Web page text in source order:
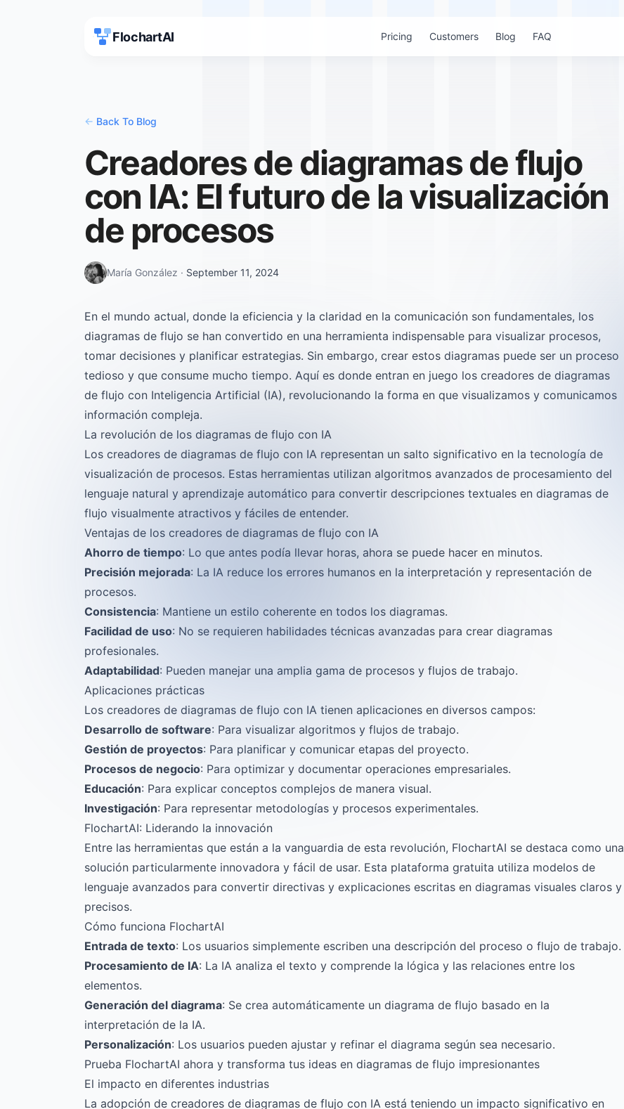
FlochartAI Pricing Customers Blog FAQ
<- Back To Blog
Creadores de diagramas de flujo
con IA: El futuro de la visualización
de procesos
María González · September 11, 2024
En el mundo actual, donde la eficiencia y la claridad en la comunicación son fundamentales, los
diagramas de flujo se han convertido en una herramienta indispensable para visualizar procesos,
tomar decisiones y planificar estrategias. Sin embargo, crear estos diagramas puede ser un proceso
tedioso y que consume mucho tiempo. Aquí es donde entran en juego los creadores de diagramas
de flujo con Inteligencia Artificial (IA), revolucionando la forma en que visualizamos y comunicamos
información compleja.
La revolución de los diagramas de flujo con IA
Los creadores de diagramas de flujo con IA representan un salto significativo en la tecnología de
visualización de procesos. Estas herramientas utilizan algoritmos avanzados de procesamiento del
lenguaje natural y aprendizaje automático para convertir descripciones textuales en diagramas de
flujo visualmente atractivos y fáciles de entender.
Ventajas de los creadores de diagramas de flujo con IA
Ahorro de tiempo: Lo que antes podía llevar horas, ahora se puede hacer en minutos.
Precisión mejorada: La IA reduce los errores humanos en la interpretación y representación de
procesos.
Consistencia: Mantiene un estilo coherente en todos los diagramas.
Facilidad de uso: No se requieren habilidades técnicas avanzadas para crear diagramas
profesionales.
Adaptabilidad: Pueden manejar una amplia gama de procesos y flujos de trabajo.
Aplicaciones prácticas
Los creadores de diagramas de flujo con IA tienen aplicaciones en diversos campos:
Desarrollo de software: Para visualizar algoritmos y flujos de trabajo.
Gestión de proyectos: Para planificar y comunicar etapas del proyecto.
Procesos de negocio: Para optimizar y documentar operaciones empresariales.
Educación: Para explicar conceptos complejos de manera visual.
Investigación: Para representar metodologías y procesos experimentales.
FlochartAI: Liderando la innovación
Entre las herramientas que están a la vanguardia de esta revolución, FlochartAI se destaca como una
solución particularmente innovadora y fácil de usar. Esta plataforma gratuita utiliza modelos de
lenguaje avanzados para convertir directivas y explicaciones escritas en diagramas visuales claros y
precisos.
Cómo funciona FlochartAI
Entrada de texto: Los usuarios simplemente escriben una descripción del proceso o flujo de trabajo.
Procesamiento de IA: La IA analiza el texto y comprende la lógica y las relaciones entre los
elementos.
Generación del diagrama: Se crea automáticamente un diagrama de flujo basado en la
interpretación de la IA.
Personalización: Los usuarios pueden ajustar y refinar el diagrama según sea necesario.
Prueba FlochartAI ahora y transforma tus ideas en diagramas de flujo impresionantes
El impacto en diferentes industrias
La adopción de creadores de diagramas de flujo con IA está teniendo un impacto significativo en